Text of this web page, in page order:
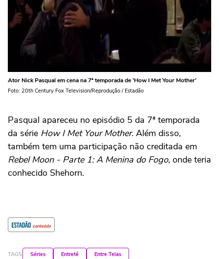
Ator Nick Pasqual em cena na 7ª temporada de 'How I Met Your Mother'
Foto: 20th Century Fox Television/Reprodução / Estadão
Pasqual apareceu no episódio 5 da 7ª temporada
da série How I Met Your Mother. Além disso,
também tem uma participação não creditada em
Rebel Moon - Parte 1: A Menina do Fogo, onde teria
conhecido Shehorn.
TAGS Séries Entretê Entre Telas